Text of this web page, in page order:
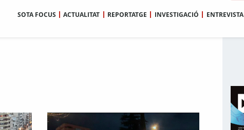
SOTA FOCUS ACTUALITAT REPORTATGE INVESTIGACIÓ ENTREVISTA